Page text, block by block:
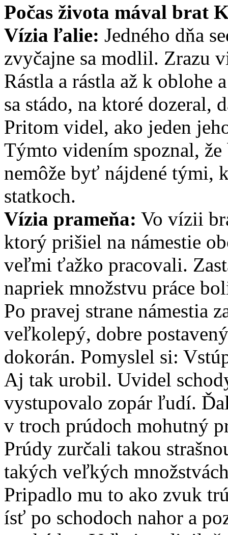
Počas života mával brat
Vízia ľalie: Jedného dňa
zvyčajne sa modlil. Zrazu
Rástla a rástla až k oblohe
sa stádo, na ktoré dozeral,
Pritom videl, ako jeden
Týmto videním spoznal,
nemôže byť nájdené tými,
statkoch.
Vízia prameňa: Vo vízii
ktorý prišiel na námestie
veľmi ťažko pracovali.
napriek množstvu práce
Po pravej strane námestia
veľkolepý, dobre
dokorán. Pomyslel si:
Aj tak urobil. Uvidel
vystupovalo zopár ľudí.
v troch prúdoch mohutný
Prúdy zurčali takou
takých veľkých
Pripadlo mu to ako zvuk
ísť po schodoch nahor a